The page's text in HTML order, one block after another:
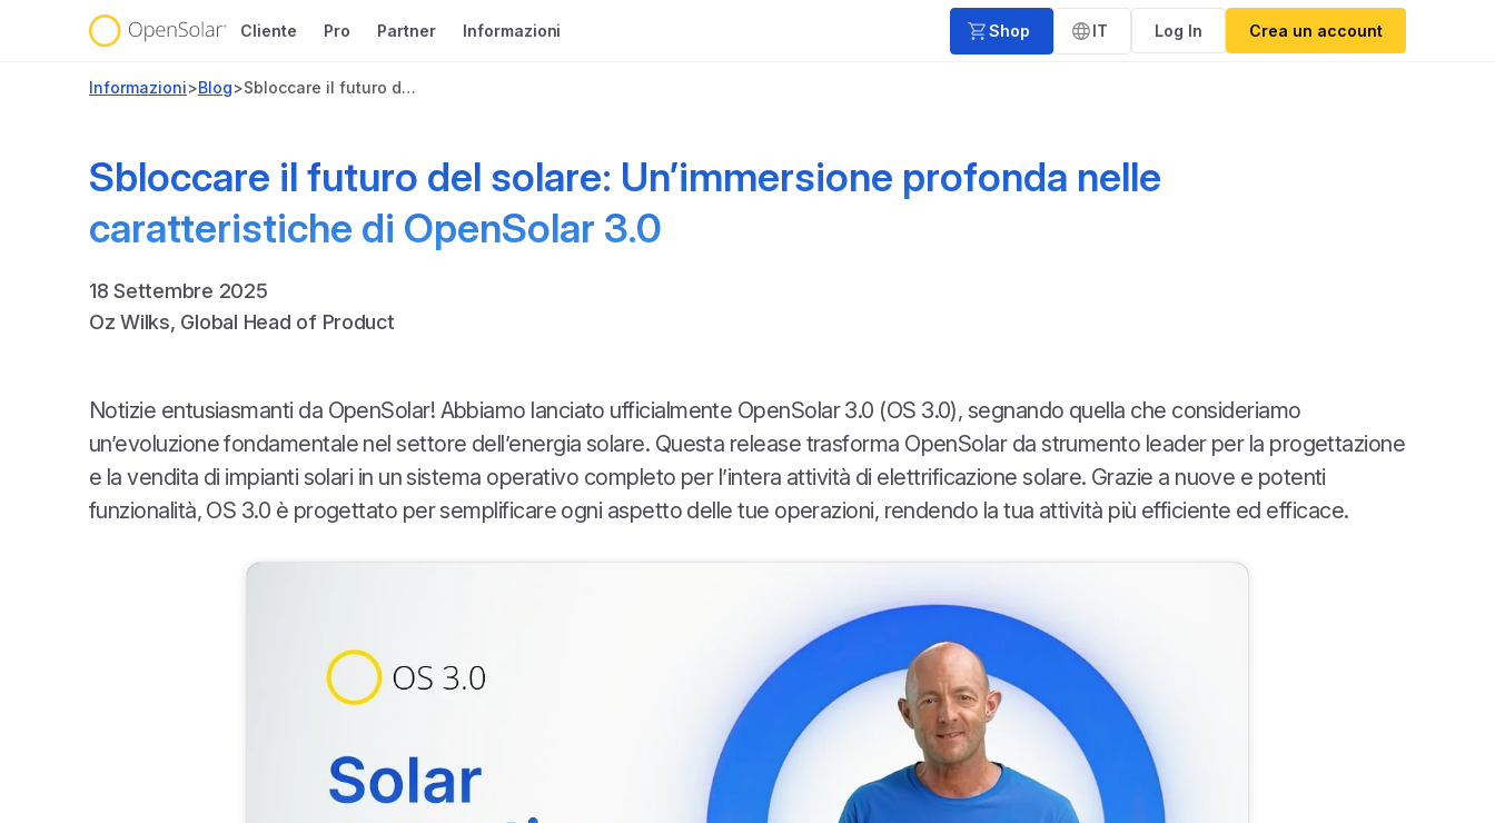
Cliente Pro Partner Informazioni Shop IT Log In Crea un account
Informazioni>Blog> Sbloccare il futuro del solare: Un’immersione profonda nelle caratteristiche di OpenSolar 3.0
Sbloccare il futuro del solare: Un’immersione profonda nelle
caratteristiche di OpenSolar 3.0
18 Settembre 2025
Oz Wilks, Global Head of Product
Notizie entusiasmanti da OpenSolar! Abbiamo lanciato ufficialmente OpenSolar 3.0 (OS 3.0), segnando quella che consideriamo
un’evoluzione fondamentale nel settore dell’energia solare. Questa release trasforma OpenSolar da strumento leader per la progettazione
e la vendita di impianti solari in un sistema operativo completo per l’intera attività di elettrificazione solare. Grazie a nuove e potenti
funzionalità, OS 3.0 è progettato per semplificare ogni aspetto delle tue operazioni, rendendo la tua attività più efficiente ed efficace.